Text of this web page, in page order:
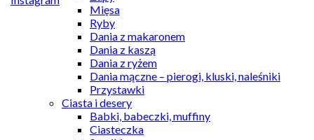
Mięsa
Ryby
Dania z makaronem
Dania z kaszą
Dania z ryżem
Dania mączne – pierogi, kluski, naleśniki
Przystawki
Ciasta i desery
Babki, babeczki, muffiny
Ciasteczka